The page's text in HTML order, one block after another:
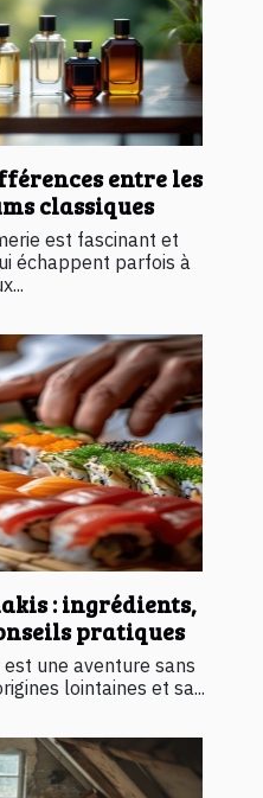
entre les
classiques
est fascinant et
échappent parfois à
: ingrédients,
pratiques
une aventure sans
lointaines et sa...